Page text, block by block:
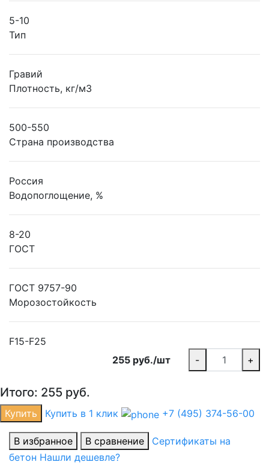
5-10
Тип
Гравий
Плотность, кг/м3
500-550
Страна производства
Россия
Водопоглощение, %
8-20
ГОСТ
ГОСТ 9757-90
Морозостойкость
F15-F25
255 руб./шт
- +
Итого: 255 руб.
Купить Купить в 1 клик +7 (495) 374-56-00
В избранное В сравнение
Сертификаты на
бетон Нашли дешевле?